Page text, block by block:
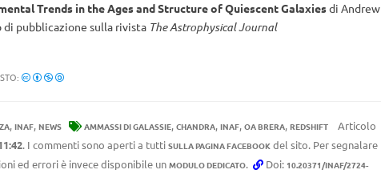
Trends in the Ages and Structure of Quiescent Galaxiesdi Andrew
di pubblicazione sulla rivista The Astrophysical Journal
, INAF, NEWS AMMASSI DI GALASSIE, CHANDRA, INAF, OA BRERA, REDSHIFT
Articolo
. I commenti sono aperti a tutti SULLA PAGINA FACEBOOKdel sito. Per segnalare
ed errori è invece disponibile un MODULO DEDICATO. Doi: 10.20371/INAF/2724-